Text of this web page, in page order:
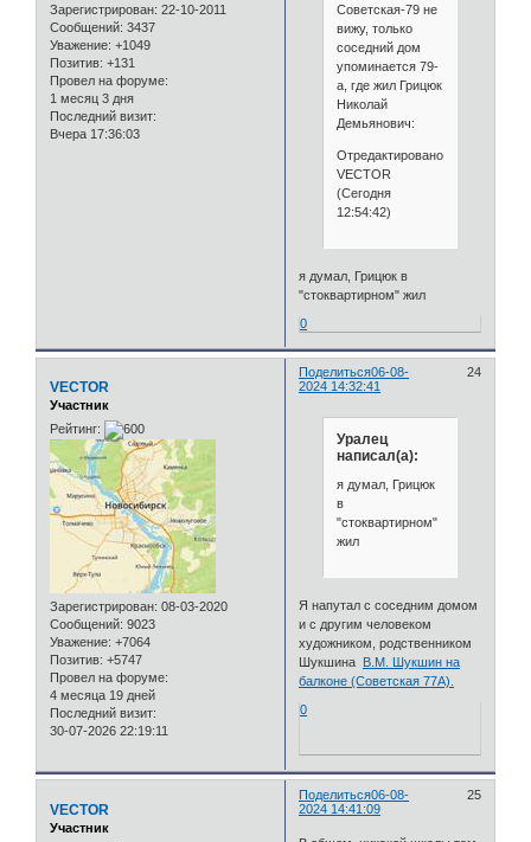
Зарегистрирован: 22-10-2011
Сообщений: 3437
Уважение: +1049
Позитив: +131
Провел на форуме:
1 месяц 3 дня
Последний визит:
Вчера 17:36:03
Советская-79 не
вижу, только
соседний дом
упоминается 79-
а, где жил Грицюк
Николай
Демьянович:
Отредактировано
VECTOR
(Сегодня
12:54:42)
я думал, Грицюк в
"стоквартирном" жил
0
Поделиться 24
06-08-
2024 14:32:41
VECTOR
Участник
Рейтинг:
Зарегистрирован: 08-03-2020
Сообщений: 9023
Уважение: +7064
Позитив: +5747
Провел на форуме:
4 месяца 19 дней
Последний визит:
30-07-2026 22:19:11
Уралец
написал(а):
я думал, Грицюк
в
"стоквартирном"
жил
Я напутал с соседним домом
и с другим человеком
художником, родственником
Шукшина В.М. Шукшин на
балконе (Советская 77А).
0
Поделиться 25
06-08-
2024 14:41:09
VECTOR
Участник